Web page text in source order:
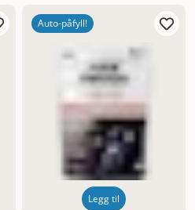
Auto-påfyll!
Legg til